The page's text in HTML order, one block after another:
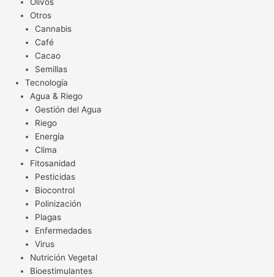
Otros
Cannabis
Café
Cacao
Semillas
Tecnología
Agua & Riego
Gestión del Agua
Riego
Energía
Clima
Fitosanidad
Pesticidas
Biocontrol
Polinización
Plagas
Enfermedades
Virus
Nutrición Vegetal
Bioestimulantes